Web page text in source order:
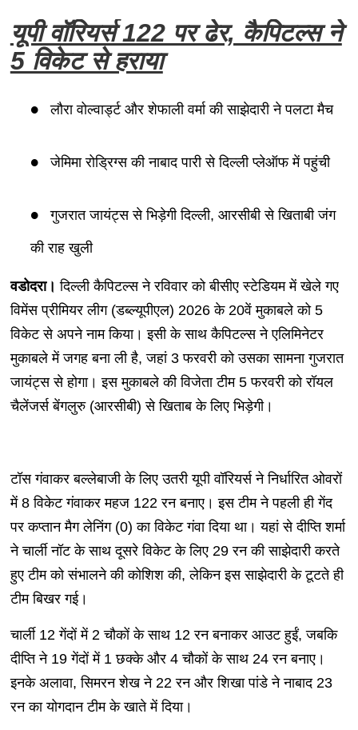
यूपी वॉरियर्स 122 पर ढेर, कैपिटल्स ने
5 विकेट से हराया
लौरा वोल्वार्ड्ट और शेफाली वर्मा की साझेदारी ने पलटा मैच
जेमिमा रोड्रिग्स की नाबाद पारी से दिल्ली प्लेऑफ में पहुंची
गुजरात जायंट्स से भिड़ेगी दिल्ली, आरसीबी से खिताबी जंग
की राह खुली
वडोदरा। दिल्ली कैपिटल्स ने रविवार को बीसीए स्टेडियम में खेले गए
विमेंस प्रीमियर लीग (डब्ल्यूपीएल) 2026 के 20वें मुकाबले को 5
विकेट से अपने नाम किया। इसी के साथ कैपिटल्स ने एलिमिनेटर
मुकाबले में जगह बना ली है, जहां 3 फरवरी को उसका सामना गुजरात
जायंट्स से होगा। इस मुकाबले की विजेता टीम 5 फरवरी को रॉयल
चैलेंजर्स बेंगलुरु (आरसीबी) से खिताब के लिए भिड़ेगी।
टॉस गंवाकर बल्लेबाजी के लिए उतरी यूपी वॉरियर्स ने निर्धारित ओवरों
में 8 विकेट गंवाकर महज 122 रन बनाए। इस टीम ने पहली ही गेंद
पर कप्तान मैग लेनिंग (0) का विकेट गंवा दिया था। यहां से दीप्ति शर्मा
ने चार्ली नॉट के साथ दूसरे विकेट के लिए 29 रन की साझेदारी करते
हुए टीम को संभालने की कोशिश की, लेकिन इस साझेदारी के टूटते ही
टीम बिखर गई।
चार्ली 12 गेंदों में 2 चौकों के साथ 12 रन बनाकर आउट हुईं, जबकि
दीप्ति ने 19 गेंदों में 1 छक्के और 4 चौकों के साथ 24 रन बनाए।
इनके अलावा, सिमरन शेख ने 22 रन और शिखा पांडे ने नाबाद 23
रन का योगदान टीम के खाते में दिया।